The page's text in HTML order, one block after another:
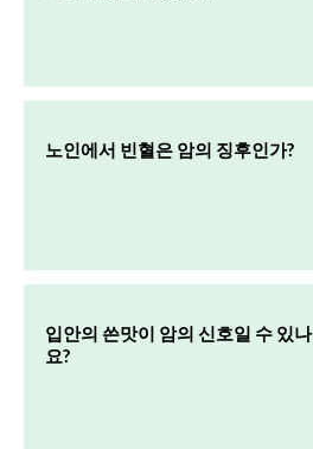
노인에서 빈혈은 암의 징후인가?
입안의 쓴맛이 암의 신호일 수 있나
요?